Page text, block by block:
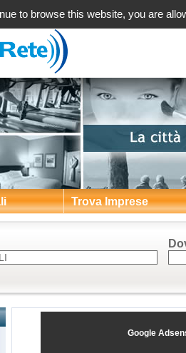
Trova Imprese
Google
to browse this website, you are